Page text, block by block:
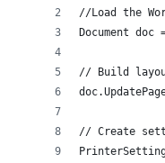
//Load the
Document
// Build
// Create